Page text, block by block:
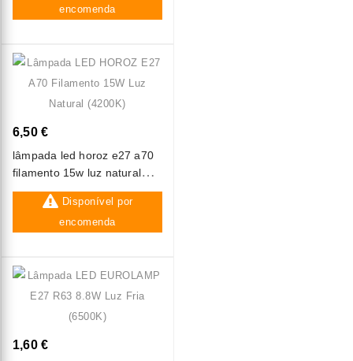
encomenda
6,50 €
lâmpada led horoz e27 a70
filamento 15w luz natural
(4200k)
Disponível por
encomenda
1,60 €